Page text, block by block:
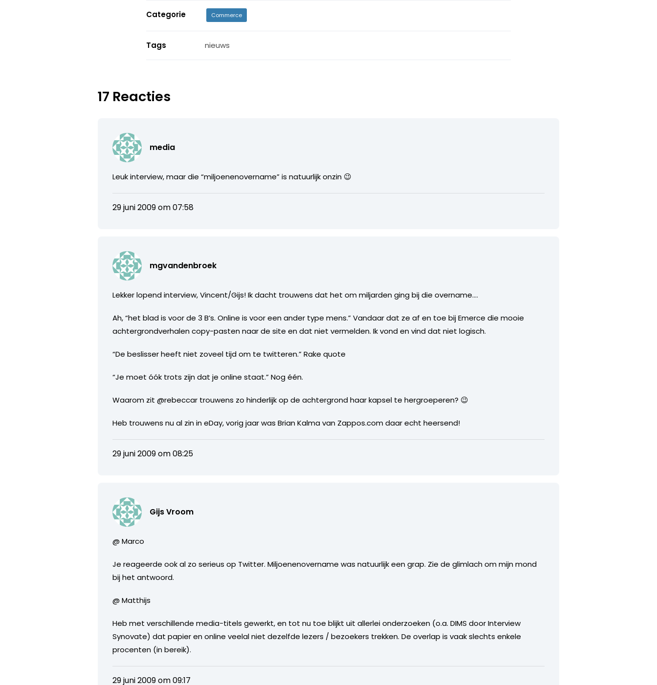
Categorie Commerce
Tags nieuws
17 Reacties
media
Leuk interview, maar die “miljoenenovername” is natuurlijk onzin 😉
29 juni 2009 om 07:58
mgvandenbroek
Lekker lopend interview, Vincent/Gijs! Ik dacht trouwens dat het om miljarden ging bij die overname….
Ah, “het blad is voor de 3 B’s. Online is voor een ander type mens.” Vandaar dat ze af en toe bij Emerce die mooie
achtergrondverhalen copy-pasten naar de site en dat niet vermelden. Ik vond en vind dat niet logisch.
“De beslisser heeft niet zoveel tijd om te twitteren.” Rake quote
“Je moet óók trots zijn dat je online staat.” Nog één.
Waarom zit @rebeccar trouwens zo hinderlijk op de achtergrond haar kapsel te hergroeperen? 😉
Heb trouwens nu al zin in eDay, vorig jaar was Brian Kalma van Zappos.com daar echt heersend!
29 juni 2009 om 08:25
Gijs Vroom
@ Marco
Je reageerde ook al zo serieus op Twitter. Miljoenenovername was natuurlijk een grap. Zie de glimlach om mijn mond
bij het antwoord.
@ Matthijs
Heb met verschillende media-titels gewerkt, en tot nu toe blijkt uit allerlei onderzoeken (o.a. DIMS door Interview
Synovate) dat papier en online veelal niet dezelfde lezers / bezoekers trekken. De overlap is vaak slechts enkele
procenten (in bereik).
29 juni 2009 om 09:17